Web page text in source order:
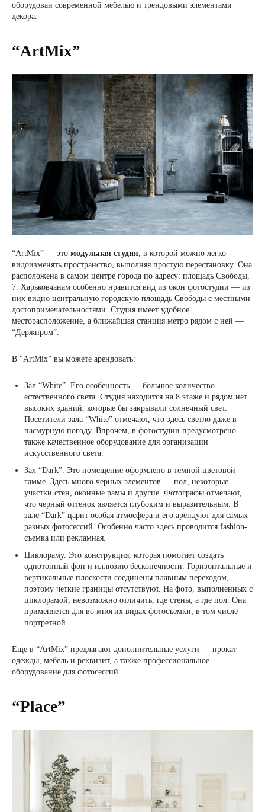
оборудован современной мебелью и трендовыми элементами
декора.
“ArtMix”
“ArtMix” — это модульная студия, в которой можно легко
видоизменять пространство, выполняя простую перестановку. Она
расположена в самом центре города по адресу: площадь Свободы,
7. Харьковчанам особенно нравится вид из окон фотостудии — из
них видно центральную городскую площадь Свободы с местными
достопримечательностями. Студия имеет удобное
месторасположение, а ближайшая станция метро рядом с ней —
“Держпром”.
В “ArtMix” вы можете арендовать:
Зал “White”. Его особенность — большое количество
естественного света. Студия находится на 8 этаже и рядом нет
высоких зданий, которые бы закрывали солнечный свет.
Посетители зала “White” отмечают, что здесь светло даже в
пасмурную погоду. Впрочем, в фотостудии предусмотрено
также качественное оборудование для организации
искусственного света.
Зал “Dark”. Это помещение оформлено в темной цветовой
гамме. Здесь много черных элементов — пол, некоторые
участки стен, оконные рамы и другие. Фотографы отмечают,
что черный оттенок является глубоким и выразительным. В
зале “Dark” царит особая атмосфера и его арендуют для самых
разных фотосессий. Особенно часто здесь проводится fashion-
съемка или рекламная.
Циклораму. Это конструкция, которая помогает создать
однотонный фон и иллюзию бесконечности. Горизонтальные и
вертикальные плоскости соединены плавным переходом,
поэтому четкие границы отсутствуют. На фото, выполненных с
циклорамой, невозможно отличить, где стены, а где пол. Она
применяется для во многих видах фотосъемки, в том числе
портретной.
Еще в “ArtMix” предлагают дополнительные услуги — прокат
одежды, мебель и реквизит, а также профессиональное
оборудование для фотосессий.
“Place”